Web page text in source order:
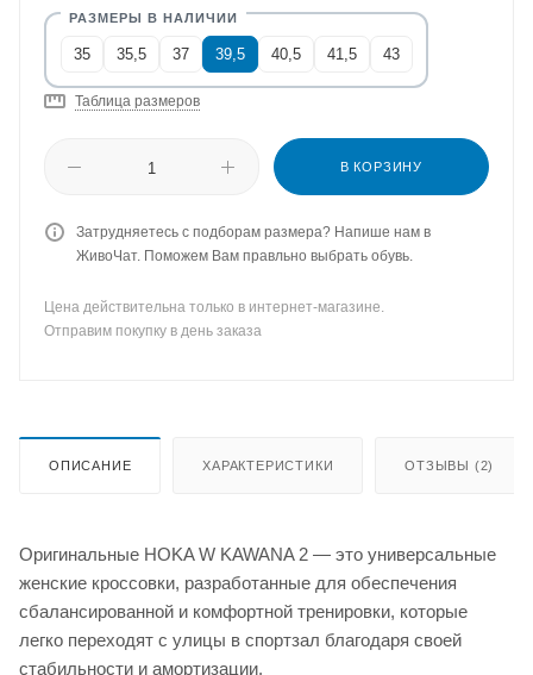
35 35,5 37 39,5 40,5 41,5 43
Таблица размеров
В КОРЗИНУ
Затрудняетесь с подборам размера? Напише нам в
ЖивоЧат. Поможем Вам правльно выбрать обувь.
Цена действительна только в интернет-магазине.
Отправим покупку в день заказа
ОПИСАНИЕ ХАРАКТЕРИСТИКИ ОТЗЫВЫ (2)
Оригинальные HOKA W KAWANA 2 — это универсальные
женские кроссовки, разработанные для обеспечения
сбалансированной и комфортной тренировки, которые
легко переходят с улицы в спортзал благодаря своей
стабильности и амортизации.